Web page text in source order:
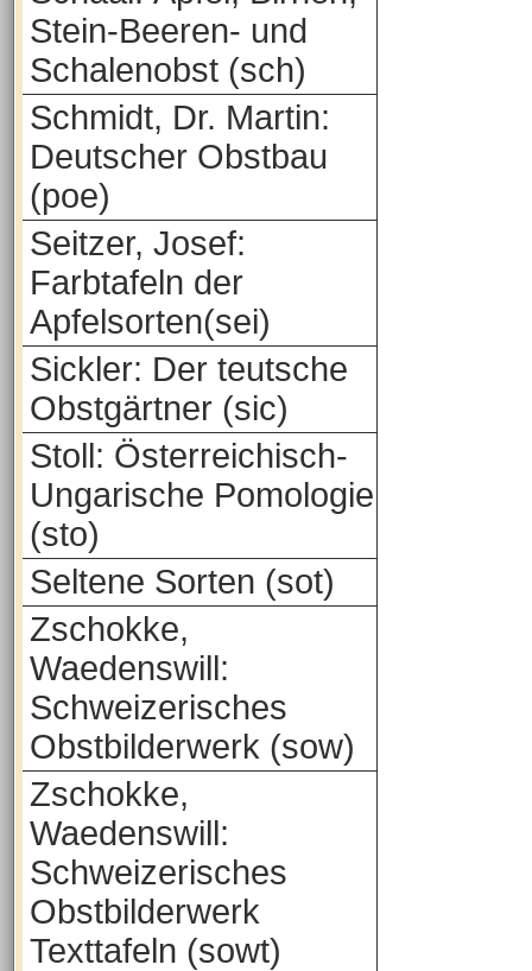
Stein-Beeren- und
Schalenobst (sch)
Schmidt, Dr. Martin:
Deutscher Obstbau
(poe)
Seitzer, Josef:
Farbtafeln der
Apfelsorten(sei)
Sickler: Der teutsche
Obstgärtner (sic)
Stoll: Österreichisch-
Ungarische Pomologie
(sto)
Seltene Sorten (sot)
Zschokke,
Waedenswill:
Schweizerisches
Obstbilderwerk (sow)
Zschokke,
Waedenswill:
Schweizerisches
Obstbilderwerk
Texttafeln (sowt)